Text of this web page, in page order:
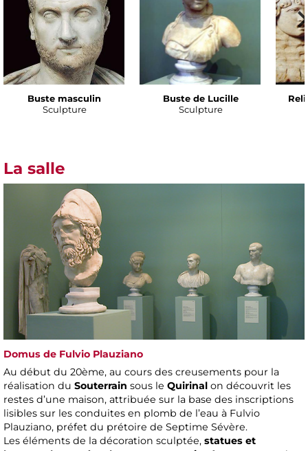
Buste masculin
Sculpture
Buste de Lucille
Sculpture
La salle
Domus de Fulvio Plauziano
Au début du 20ème, au cours des creusements pour la
réalisation du Souterrain sous le Quirinal on découvrit les
restes d’une maison, attribuée sur la base des inscriptions
lisibles sur les conduites en plomb de l’eau à Fulvio
Plauziano, préfet du prétoire de Septime Sévère.
Les éléments de la décoration sculptée, statues et